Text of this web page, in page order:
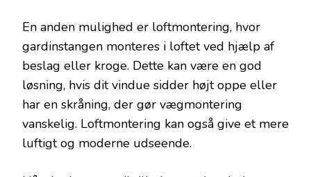
En anden mulighed er loftmontering, hvor
gardinstangen monteres i loftet ved hjælp af
beslag eller kroge. Dette kan være en god
løsning, hvis dit vindue sidder højt oppe eller
har en skråning, der gør vægmontering
vanskelig. Loftmontering kan også give et mere
luftigt og moderne udseende.